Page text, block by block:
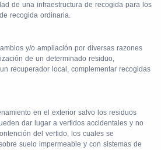
de una infraestructura de recogida para los
recogida ordinaria.
y/o ampliación por diversas razones
de un determinado residuo,
recuperador local, complementar recogidas
en el exterior salvo los residuos
dar lugar a vertidos accidentales y no
del vertido, los cuales se
suelo impermeable y con sistemas de